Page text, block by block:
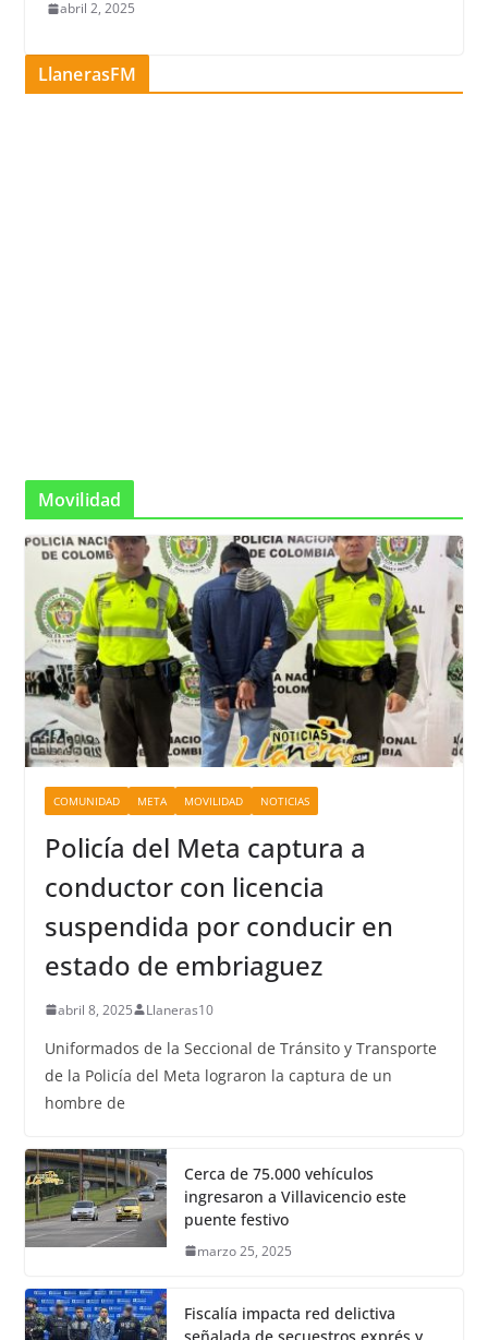
abril 2, 2025
LlanerasFM
Movilidad
COMUNIDAD META MOVILIDAD NOTICIAS
Policía del Meta captura a
conductor con licencia
suspendida por conducir en
estado de embriaguez
abril 8, 2025 Llaneras10
Uniformados de la Seccional de Tránsito y Transporte
de la Policía del Meta lograron la captura de un
hombre de
Cerca de 75.000 vehículos
ingresaron a Villavicencio este
puente festivo
marzo 25, 2025
Fiscalía impacta red delictiva